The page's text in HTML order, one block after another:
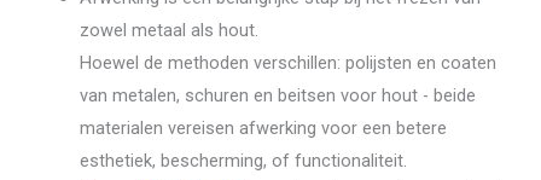
zowel metaal als hout.
Hoewel de methoden verschillen: polijsten en coaten
van metalen, schuren en beitsen voor hout - beide
materialen vereisen afwerking voor een betere
esthetiek, bescherming, of functionaliteit.